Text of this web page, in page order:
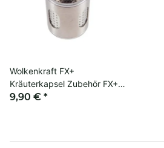
Wolkenkraft FX+
Kräuterkapsel Zubehör FX+
Vaporizer
9,90 € *